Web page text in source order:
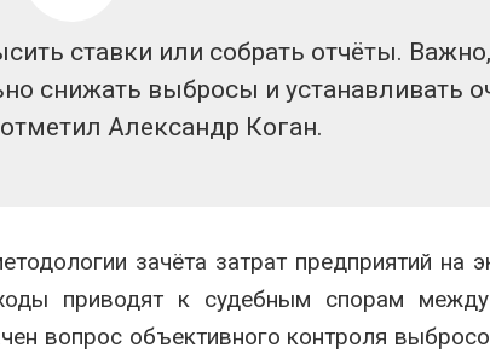
ставки или собрать отчёты.
снижать выбросы и устанавливать
Александр Коган.
зачёта затрат предприятий на
приводят к судебным спорам
вопрос объективного контроля